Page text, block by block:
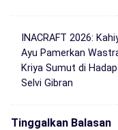
INACRAFT 2026:
Ayu Pamerkan
Kriya Sumut di
Selvi Gibran
Tinggalkan Balasan